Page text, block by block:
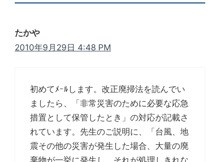
たかや
2010年9月29日 4:48 PM
初めてﾒｰﾙします。改正廃掃法を読んでい
ましたら、「非常災害のために必要な応急
措置として保管したとき」の対応が記載さ
れています。先生のご説明に、「台風、地
震その他の災害が発生した場合、大量の廃
棄物が一挙に発生し、それが処理しきれな